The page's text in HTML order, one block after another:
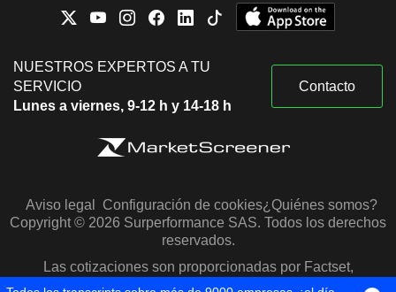
NUESTROS EXPERTOS A TU
SERVICIO
Lunes a viernes, 9-12 h y 14-18 h
Contacto
Aviso legal Configuración de cookies¿Quiénes somos?
Copyright © 2026 Surperformance SAS. Todos los derechos
reservados.
Las cotizaciones son proporcionadas por Factset,
Morningstar y S&P Capital IQ